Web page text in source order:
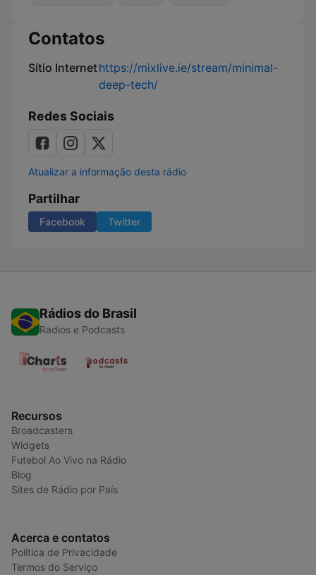
Contatos
Sítio Internethttps://mixlive.ie/stream/minimal-
deep-tech/
Redes Sociais
Atualizar a informação desta rádio
Partilhar
Facebook Twitter
Rádios do Brasil
Radios e Podcasts
Recursos
Broadcasters
Widgets
Futebol Ao Vivo na Rádio
Blog
Sites de Rádio por País
Acerca e contatos
Política de Privacidade
Termos do Serviço